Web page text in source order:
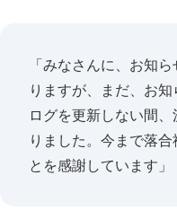
「みなさんに、お知
りますが、まだ、お
ログを更新しない間
りました。今まで落
とを感謝しています」